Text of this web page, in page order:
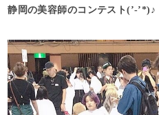
静岡の美容師のコンテスト(’-’*)♪